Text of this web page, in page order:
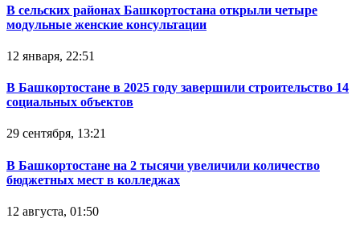
В сельских районах Башкортостана открыли четыре
модульные женские консультации
12 января, 22:51
В Башкортостане в 2025 году завершили строительство 14
социальных объектов
29 сентября, 13:21
В Башкортостане на 2 тысячи увеличили количество
бюджетных мест в колледжах
12 августа, 01:50